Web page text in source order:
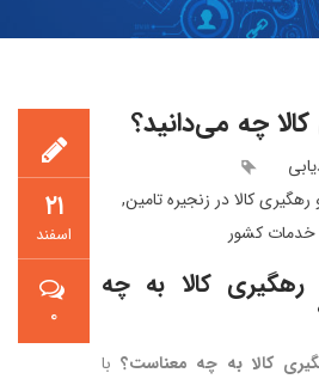
۲۱
اسفند
۰
چه می‌دانید؟
رهگیری کالا در زنجیره تامین,
خدمات کشور
رهگیری کالا به چه
کالا به چه معناست؟ با